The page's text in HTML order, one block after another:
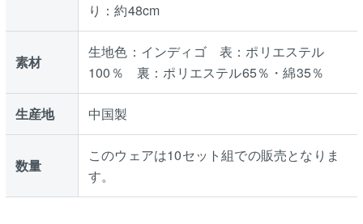
り：約48cm
素材
生地色：インディゴ 表：ポリエステル
100％ 裏：ポリエステル65％・綿35％
生産地 中国製
数量
このウェアは10セット組での販売となりま
す。